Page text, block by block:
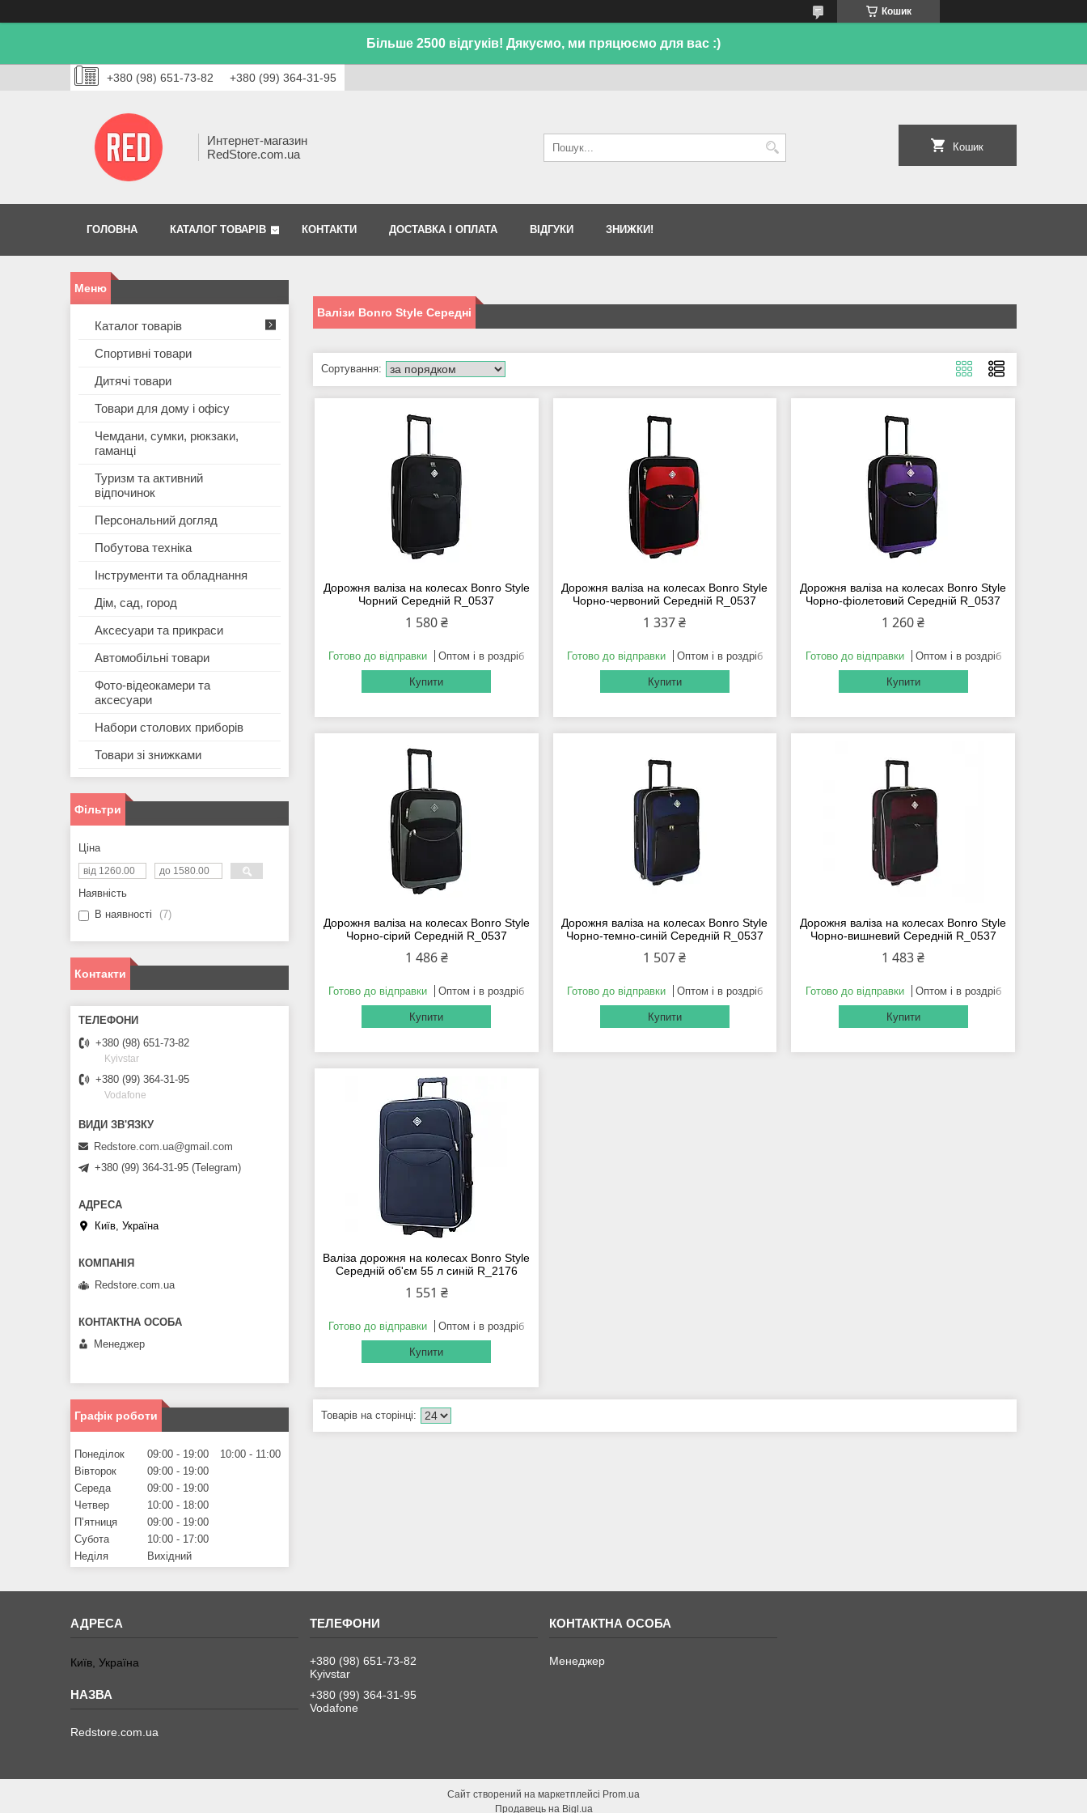
Кошик
Більше 2500 відгуків! Дякуємо, ми пряцюємо для вас :)
+380 (98) 651-73-82 +380 (99) 364-31-95
Интернет-магазин
RedStore.com.ua
Кошик
ГОЛОВНА КАТАЛОГ ТОВАРІВ КОНТАКТИ ДОСТАВКА І ОПЛАТА ВІДГУКИ ЗНИЖКИ!
Валізи Bonro Style Середні
Дорожня валіза на колесах Bonro Style
Чорний Середній R_0537
1 580 ₴
Готово до відправки Оптом і в роздріб
Купити
Дорожня валіза на колесах Bonro Style
Чорно-червоний Середній R_0537
1 337 ₴
Готово до відправки Оптом і в роздріб
Купити
Дорожня валіза на колесах Bonro Style
Чорно-фіолетовий Середній R_0537
1 260 ₴
Готово до відправки Оптом і в роздріб
Купити
Дорожня валіза на колесах Bonro Style
Чорно-сірий Середній R_0537
1 486 ₴
Готово до відправки Оптом і в роздріб
Купити
Дорожня валіза на колесах Bonro Style
Чорно-темно-синій Середній R_0537
1 507 ₴
Готово до відправки Оптом і в роздріб
Купити
Дорожня валіза на колесах Bonro Style
Чорно-вишневий Середній R_0537
1 483 ₴
Готово до відправки Оптом і в роздріб
Купити
Валіза дорожня на колесах Bonro Style
Середній об'єм 55 л синій R_2176
1 551 ₴
Готово до відправки Оптом і в роздріб
Купити
Каталог товарів
Спортивні товари
Дитячі товари
Товари для дому і офісу
Чемдани, сумки, рюкзаки,
гаманці
Туризм та активний
відпочинок
Персональний догляд
Побутова техніка
Інструменти та обладнання
Дім, сад, город
Аксесуари та прикраси
Автомобільні товари
Фото-відеокамери та
аксесуари
Набори столових приборів
Товари зі знижками
Фільтри
Ціна
Наявність
В наявності
7
Контакти
+380 (98) 651-73-82
Kyivstar
+380 (99) 364-31-95
Vodafone
Redstore.com.ua@gmail.com
+380 (99) 364-31-95 (Telegram)
Київ, Україна
Redstore.com.ua
Менеджер
Графік роботи
Понеділок 09:00 19:00 10:00
11:00
Вівторок
09:00
19:00
Середа
09:00
19:00
Четвер
10:00
18:00
Пʼятниця
09:00
19:00
Субота
10:00
17:00
Неділя
Вихідний
Київ, Україна
Redstore.com.ua
+380 (98) 651-73-82
Kyivstar
+380 (99) 364-31-95
Vodafone
Менеджер
Сайт створений на маркетплейсі Prom.ua
Продавець на Bigl.ua